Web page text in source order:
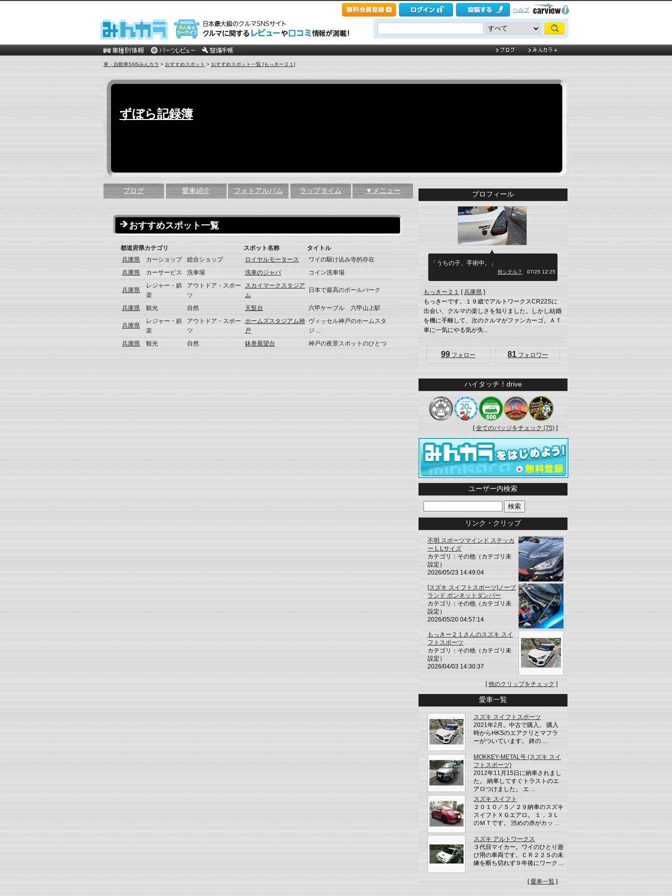
ヘルプ
車・自動車SNSみんカラ > おすすめスポット > おすすめスポット一覧 [もっきー２１]
ずぼら記録簿
ブログ 愛車紹介 フォトアルバム ラップタイム ▼メニュー
おすすめスポット一覧
都道府県カテゴリ スポット名称
タイトル
兵庫県
カーショップ 総合ショップ ロイヤルモータース
ワイの駆け込み寺的存在
兵庫県
カーサービス 洗車場 洗車のジャバ コイン洗車場
兵庫県
レジャー・娯
楽
アウトドア・スポー
ツ
スカイマークスタジア
ム
日本で最高のボールパーク
兵庫県 観光 自然 天覧台 六甲ケーブル 六甲山上駅
兵庫県
レジャー・娯
楽
アウトドア・スポー
ツ
ホームズスタジアム神
戸
ヴィッセル神戸のホームスタ
ジ ...
兵庫県
観光 自然 鉢巻展望台 神戸の夜景スポットのひとつ
プロフィール
「うちの子、手術中。」
何シテル？ 07/25 12:25
もっきー２１ [兵庫県 ]
もっきーです。１９歳でアルトワークスCR22Sに
出会い、クルマの楽しさを知りました。しかし結婚
を機に手離して、次のクルマがファンカーゴ。ＡＴ
車に一気にやる気が失...
99 フォロー 81 フォロワー
ハイタッチ！drive
[全てのバッジをチェック (75) ]
ユーザー内検索
リンク・クリップ
不明 スポーツマインド ステッカ
ー L Lサイズ
カテゴリ：その他（カテゴリ未
設定）
2026/05/23 14:49:04
[スズキ スイフトスポーツ]ノーブ
ランド ボンネットダンパー
カテゴリ：その他（カテゴリ未
設定）
2026/05/20 04:57:14
もっきー２１さんのスズキ スイ
フトスポーツ
カテゴリ：その他（カテゴリ未
設定）
2026/04/03 14:30:37
[他のクリップをチェック ]
愛車一覧
スズキ スイフトスポーツ
2021年2月。中古で購入。 購入
時からHKSのエアクリとマフラ
ーがついています。 終の ...
MOKKEY-METAL号 (スズキ スイ
フトスポーツ)
2012年11月15日に納車されまし
た。 納車してすぐトラストのエ
アロつけました。 エ ...
スズキ スイフト
２０１０／５／２９納車のスズキ
スイフトＸＧエアロ。 １．３Ｌ
のＭＴです。 渋めの赤がカッ ...
スズキ アルトワークス
３代目マイカー。ワイのひとり遊
び用の車両です。ＣＲ２２Ｓの未
練を断ち切れず９年後にワーク ...
[愛車一覧 ]